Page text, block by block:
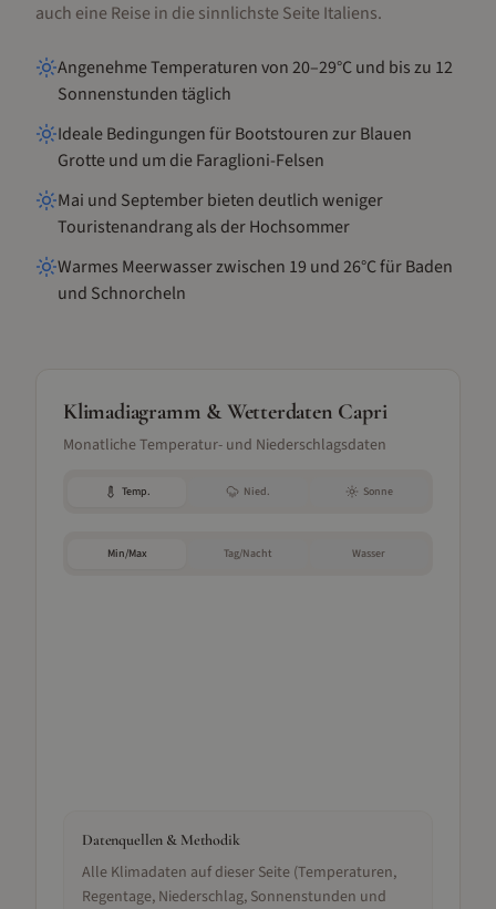
auch eine Reise in die sinnlichste Seite Italiens.
Angenehme Temperaturen von 20–29°C und bis zu 12
Sonnenstunden täglich
Ideale Bedingungen für Bootstouren zur Blauen
Grotte und um die Faraglioni-Felsen
Mai und September bieten deutlich weniger
Touristenandrang als der Hochsommer
Warmes Meerwasser zwischen 19 und 26°C für Baden
und Schnorcheln
Klimadiagramm & Wetterdaten Capri
Monatliche Temperatur- und Niederschlagsdaten
Temp. Nied. Sonne
Min/Max Tag/Nacht Wasser
Datenquellen & Methodik
Alle Klimadaten auf dieser Seite (Temperaturen,
Regentage, Niederschlag, Sonnenstunden und